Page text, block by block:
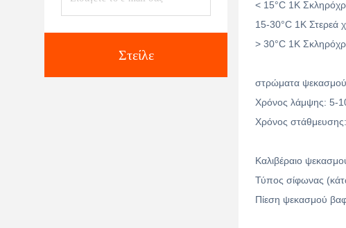
Στείλε
< 15°C 1K
15-30°C 1K
> 30°C 1K
στρώματα
Χρόνος λάμψης: 5-
Χρόνος
Καλιβέραιο
Τύπος σίφωνας
Πίεση ψεκασμού